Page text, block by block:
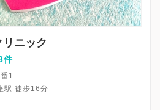
ニック
件
1
駅 徒歩16分